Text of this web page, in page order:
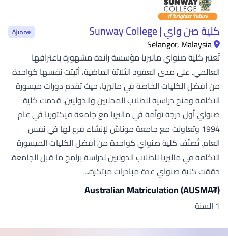
كلية صن واي | Sunway College مميزة
Selangor, Malaysia
تُعتبر كلية صنواي ماليزيا مؤسسة رائدة مشهورة باعترافها
العالمي. على مدى العقود الثلاثة الماضية، أثبتت نفسها كواحدة
من أفضل الكليات الخاصة في ماليزيا، حيث تقدم دورات ميسورة
التكلفة ومنح دراسية للطلاب المحليين والدوليين. قدمت كلية
صنواي أول درجة توأمة في ماليزيا مع جامعة فيكتوريا في عام
1994 وتعاونت مع جامعة موناش لإنشاء فرع لها في نفس
العام. تُصنّف كلية صنواي كواحدة من أفضل الكليات الميسورة
التكلفة في ماليزيا للطلاب الدوليين لدراسة برامج ما قبل الجامعة.
حققت كلية صنواي عدة مبادرات مبتكرة...
Australian Matriculation (AUSMAT)
1 السنة